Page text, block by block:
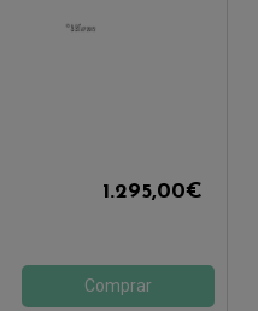
1.295,00€
Comprar